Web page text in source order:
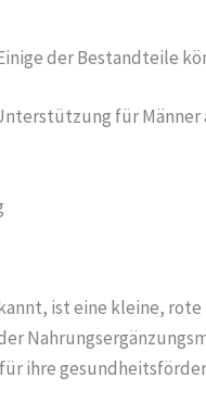
der Bestandteile
für
ist eine kleine,
ihre